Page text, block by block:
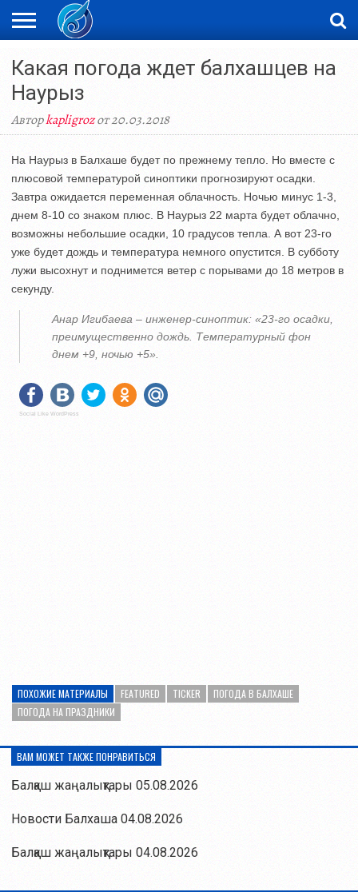
НОВОСТИ
ВИДЕО
ФОТОРЕПОРТАЖИ
ОРКЕН
Какая погода ждет балхашцев на
Наурыз
Авторkapligrozот 20.03.2018
На Наурыз в Балхаше будет по прежнему тепло. Но вместе с
плюсовой температурой синоптики прогнозируют осадки.
Завтра ожидается переменная облачность. Ночью минус 1-3,
днем 8-10 со знаком плюс. В Наурыз 22 марта будет облачно,
возможны небольшие осадки, 10 градусов тепла. А вот 23-го
уже будет дождь и температура немного опустится. В субботу
лужи высохнут и поднимется ветер с порывами до 18 метров в
секунду.
Анар Игибаева – инженер-синоптик: «23-го осадки,
преимущественно дождь. Температурный фон
днем +9, ночью +5».
Social Like WordPress
ПОХОЖИЕ МАТЕРИАЛЫ FEATURED TICKER
ПОГОДА В БАЛХАШЕ
ПОГОДА НА ПРАЗДНИКИ
ВАМ МОЖЕТ ТАКЖЕ ПОНРАВИТЬСЯ
Балқаш жаңалықтары 05.08.2026
Новости Балхаша 04.08.2026
Балқаш жаңалықтары 04.08.2026